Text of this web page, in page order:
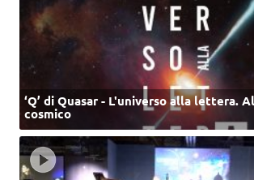
‘Q’ di Quasar - L'universo alla lettera.
cosmico